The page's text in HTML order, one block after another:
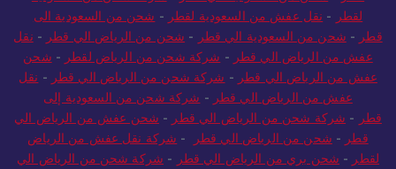
لقطر - نقل عفش من السعودية لقطر - شحن من السعودية الى
قطر - شحن من السعودية الي قطر - شحن من الرياض الي قطر - نقل
عفش من الرياض الي قطر - شركة شحن من الرياض لقطر - شحن
عفش من الرياض الي قطر - شركة شحن من الرياض الي قطر - نقل
عفش من الرياض الي قطر - شركة شحن من السعودية إلى
قطر - شركة شحن من الرياض الي قطر - شحن عفش من الرياض الي
قطر - شحن من الرياض الي قطر - شركة نقل عفش من الرياض
لقطر - شحن بري من الرياض الي قطر - شركة شحن من الرياض الي